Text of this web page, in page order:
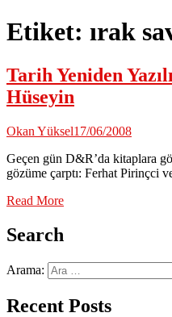
Etiket: ırak
Tarih Yeniden
Hüseyin
Okan Yüksel17/06/2008
Geçen gün D&R’da kitaplara
gözüme çarptı: Ferhat Pirinçci
Read More
Search
Arama:
Recent Posts